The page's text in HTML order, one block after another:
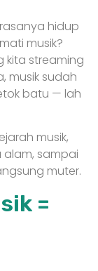
hidup
musik?
kita streaming
musik sudah
batu — lah
musik,
sampai
muter.
=